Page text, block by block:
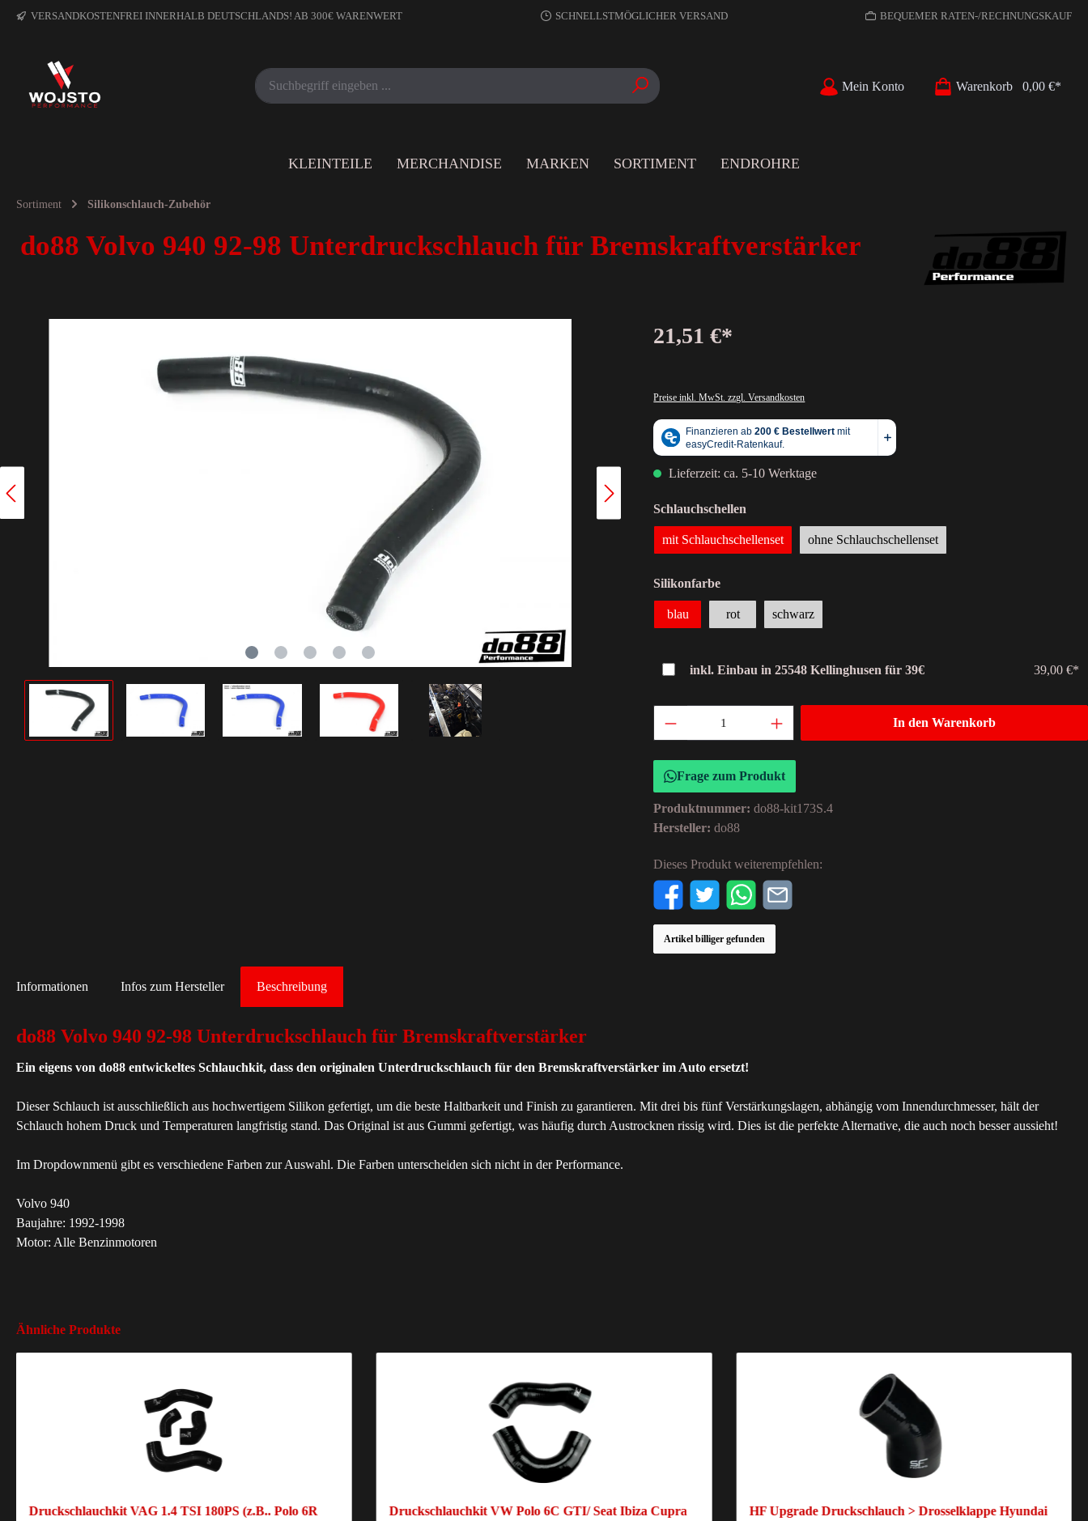
VERSANDKOSTENFREI INNERHALB DEUTSCHLANDS! AB 300€ WARENWERT SCHNELLSTMÖGLICHER VERSAND BEQUEMER RATEN-/RECHNUNGSKAUF
Mein Konto Warenkorb 0,00 €*
KLEINTEILE MERCHANDISE MARKEN SORTIMENT ENDROHRE
Sortiment Silikonschlauch-Zubehör
do88 Volvo 940 92-98 Unterdruckschlauch für Bremskraftverstärker
21,51 €*
Preise inkl. MwSt. zzgl. Versandkosten
Lieferzeit: ca. 5-10 Werktage
Schlauchschellen
mit Schlauchschellenset ohne Schlauchschellenset
Silikonfarbe
blau rot schwarz
inkl. Einbau in 25548 Kellinghusen für 39€ 39,00 €*
In den Warenkorb
Frage zum Produkt
Produktnummer:do88-kit173S.4
Hersteller:do88
Dieses Produkt weiterempfehlen:
Artikel billiger gefunden
Beschreibung
Informationen Infos zum Hersteller
do88 Volvo 940 92-98 Unterdruckschlauch für Bremskraftverstärker
Ein eigens von do88 entwickeltes Schlauchkit, dass den originalen Unterdruckschlauch für den Bremskraftverstärker im Auto ersetzt!
Dieser Schlauch ist ausschließlich aus hochwertigem Silikon gefertigt, um die beste Haltbarkeit und Finish zu garantieren. Mit drei bis fünf Verstärkungslagen, abhängig vom Innendurchmesser, hält der
Schlauch hohem Druck und Temperaturen langfristig stand. Das Original ist aus Gummi gefertigt, was häufig durch Austrocknen rissig wird. Dies ist die perfekte Alternative, die auch noch besser aussieht!
Im Dropdownmenü gibt es verschiedene Farben zur Auswahl. Die Farben unterscheiden sich nicht in der Performance.
Volvo 940
Baujahre: 1992-1998
Motor: Alle Benzinmotoren
Ähnliche Produkte
Druckschlauchkit VAG 1.4 TSI 180PS (z.B.. Polo 6R
Druckschlauchkit VW Polo 6C GTI/ Seat Ibiza Cupra
HF Upgrade Druckschlauch > Drosselklappe Hyundai